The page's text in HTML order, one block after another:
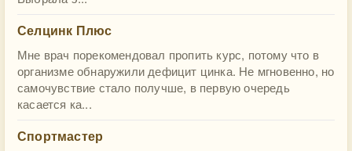
Селцинк Плюс
Мне врач порекомендовал пропить курс, потому что в
организме обнаружили дефицит цинка. Не мгновенно, но
самочувствие стало получше, в первую очередь
касается ка...
Спортмастер